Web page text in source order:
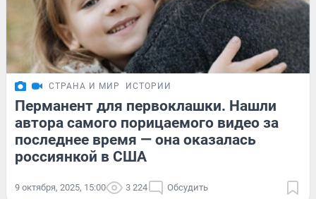
СТРАНА И МИР ИСТОРИИ
Перманент для первоклашки. Нашли
автора самого порицаемого видео за
последнее время — она оказалась
россиянкой в США
9 октября, 2025, 15:00 3 224 Обсудить